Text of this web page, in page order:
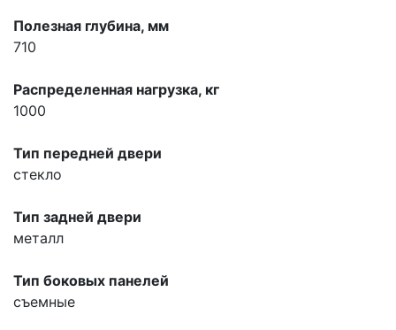
Полезная глубина, мм
710
Распределенная нагрузка, кг
1000
Тип передней двери
стекло
Тип задней двери
металл
Тип боковых панелей
съемные